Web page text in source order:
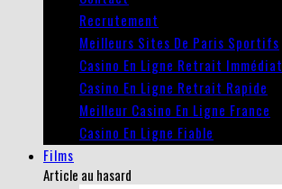
Recrutement
Meilleurs Sites De Paris Sportifs
Casino En Ligne Retrait Immédiat
Casino En Ligne Retrait Rapide
Meilleur Casino En Ligne France
Casino En Ligne Fiable
Films
Article au hasard